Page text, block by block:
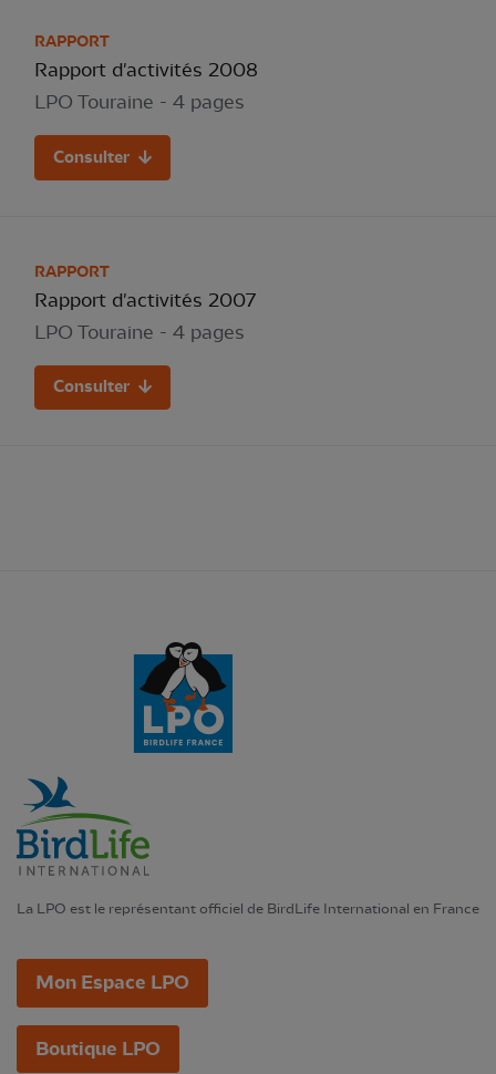
RAPPORT
Rapport d'activités 2008
LPO Touraine - 4 pages
Consulter
RAPPORT
Rapport d'activités 2007
LPO Touraine - 4 pages
Consulter
La LPO est le représentant officiel de BirdLife International en France
Mon Espace LPO
Boutique LPO